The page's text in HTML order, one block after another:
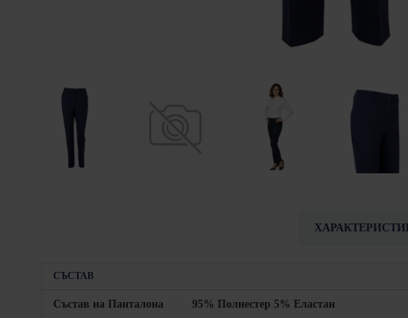
СЪСТАВ
Състав на Панталона 95% Полиестер 5% Еластан